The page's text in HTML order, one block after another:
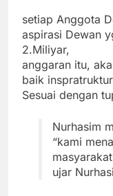
setiap Anggota
aspirasi Dewan
2.Miliyar,
anggaran itu,
baik
Sesuai dengan
Nurhasim
“kami
ujar